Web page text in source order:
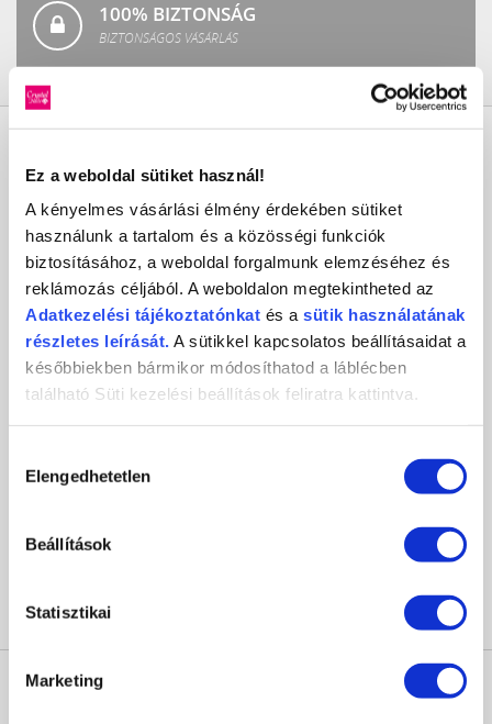
Ez a weboldal sütiket használ!
A kényelmes vásárlási élmény érdekében sütiket
használunk a tartalom és a közösségi funkciók
biztosításához, a weboldal forgalmunk elemzéséhez és
reklámozás céljából. A weboldalon megtekintheted az
Adatkezelési tájékoztatónkat és a sütik használatának
részletes leírását. A sütikkel kapcsolatos beállításaidat a
későbbiekben bármikor módosíthatod a láblécben
található Süti kezelési beállítások feliratra kattintva.
kiválasztása
Elengedhetetlen
Beállítások
Statisztikai
Marketing
100% BIZTONSÁG
BIZTONSÁGOS VÁSÁRLÁS
Crystal
Nails
CosmoPro
Kft.
Crystal Nails
CosmoPro Kft.
1085
Hungary
+36 1 / 334 1924
ugyfelszolgalat@crystalnails.hu
MŰKÖRÖM
WEBÁRUHÁZ